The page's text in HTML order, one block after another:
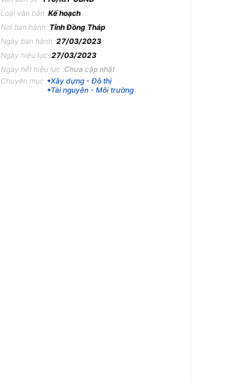
Loại văn bản :Kế hoạch
Nơi ban hành :Tỉnh Đồng Tháp
Ngày ban hành :27/03/2023
Ngày hiệu lực :27/03/2023
Ngày hết hiệu lực :Chưa cập nhật
Chuyên mục : Xây dựng - Đô thị
Tài nguyên - Môi trường